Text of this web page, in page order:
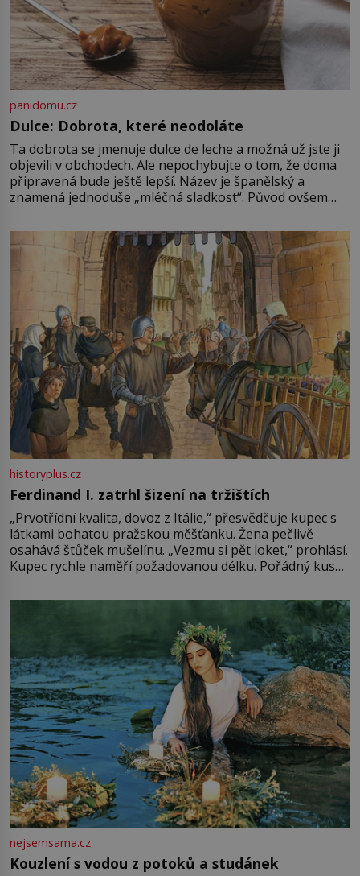
panidomu.cz
Dulce: Dobrota, které neodoláte
Ta dobrota se jmenuje dulce de leche a možná už jste ji
objevili v obchodech. Ale nepochybujte o tom, že doma
připravená bude ještě lepší. Název je španělský a
znamená jednoduše „mléčná sladkost“. Původ ovšem
pře hned několik latinskoamerických zemí a k tomu
Francie, kde se traduje,
historyplus.cz
Ferdinand I. zatrhl šizení na tržištích
„Prvotřídní kvalita, dovoz z Itálie,“ přesvědčuje kupec s
látkami bohatou pražskou měšťanku. Žena pečlivě
osahává štůček mušelínu. „Vezmu si pět loket,“ prohlásí.
Kupec rychle naměří požadovanou délku. Pořádný kus
milostpaní. Stačí jenom na sukni,“ zhodnotí švadlena
množství růžového mušelínu. „Ošidili vás, podívejte.“
nejsemsama.cz
Kouzlení s vodou z potoků a studánek